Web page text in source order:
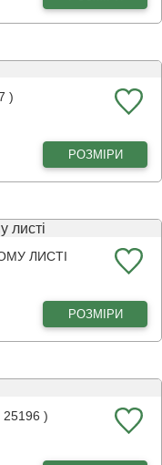
)
РОЗМІРИ
ЛИСТІ
РОЗМІРИ
)